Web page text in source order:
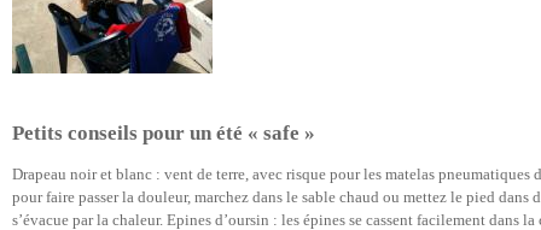
Petits conseils pour un été « safe »
Drapeau noir et blanc : vent de terre, avec risque pour les matelas pneumatiques
pour faire passer la douleur, marchez dans le sable chaud ou mettez le pied dans
s’évacue par la chaleur. Epines d’oursin : les épines se cassent facilement dans